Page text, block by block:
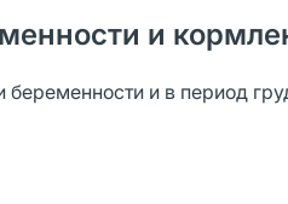
и
и в период